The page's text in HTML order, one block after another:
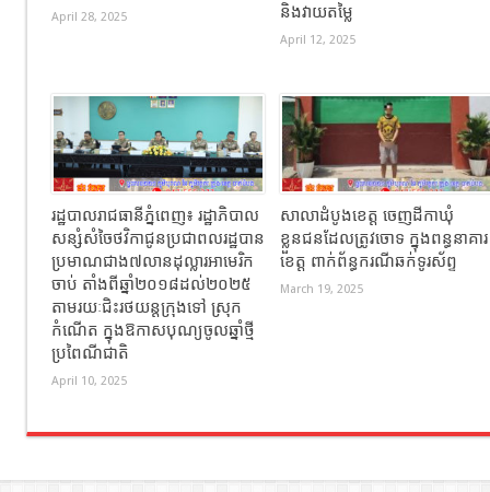
April 28, 2025
និងវាយតម្លៃ
April 12, 2025
រដ្ឋបាលរាជធានីភ្នំពេញ៖ រដ្ឋាភិបាល
សន្សំសំចៃថវិកាជូនប្រជាពលរដ្ឋបាន
ប្រមាណជាង៧លានដុល្លារអាមេរិក
ចាប់ តាំងពីឆ្នាំ២០១៨ដល់២០២៥
តាមរយៈជិះរថយន្ដក្រុងទៅ ស្រុក
កំណើត ក្នុងឱកាសបុណ្យចូលឆ្នាំថ្មី
ប្រពៃណីជាតិ
April 10, 2025
សាលាដំបូងខេត្ត ចេញដីកាឃុំ
ខ្លួនជនដែលត្រូវចោទ ក្នុងពន្ធនាគារ
ខេត្ត ពាក់ព័ន្ធករណីឆក់ទូរស័ព្ទ
March 19, 2025